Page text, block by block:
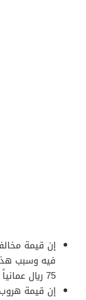
إن قيمة
75 ريال عمانياً وهي من مخالفات القيادة الخطيرة.
إن قيمة